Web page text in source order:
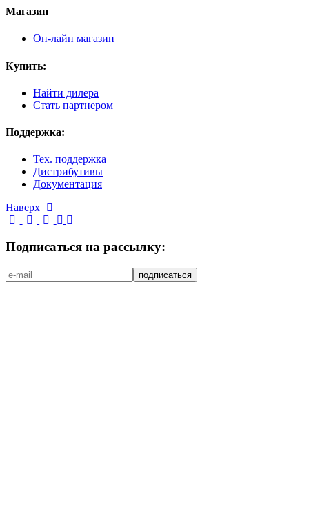
Магазин
Он-лайн магазин
Купить:
Найти дилера
Стать партнером
Поддержка:
Тех. поддержка
Дистрибутивы
Документация
Наверх
Подписаться на рассылку: